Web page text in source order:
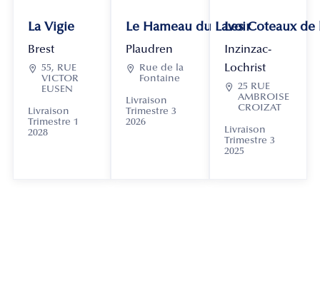
La Vigie
Brest
 55, RUE
VICTOR
EUSEN
Livraison
Trimestre 1
2028
Le Hameau du Lavoir
Plaudren

Rue de la
Fontaine
Livraison
Trimestre 3
2026
Les Coteaux
Inzinzac-
Lochrist
 25 RUE
AMBROISE
CROIZAT
Livraison
Trimestre 3
2025